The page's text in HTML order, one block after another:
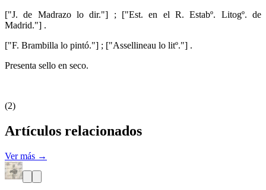
["J. de Madrazo lo dir."] ; ["Est. en el R. Estabº. Litogº. de
Madrid."] .
["F. Brambilla lo pintó."] ; ["Assellineau lo litº."] .
Presenta sello en seco.
(2)
Artículos relacionados
Ver más →